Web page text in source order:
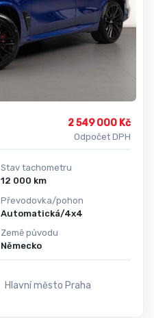
2 549 000 Kč
Odpočet DPH
Stav tachometru
12 000 km
Převodovka/pohon
Automatická/4x4
Země původu
Německo
Hlavní město Praha